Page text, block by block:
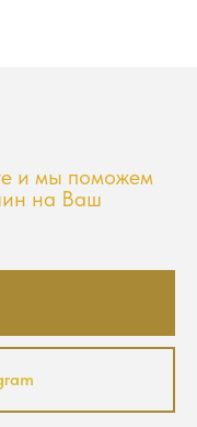
и мы поможем
на Ваш